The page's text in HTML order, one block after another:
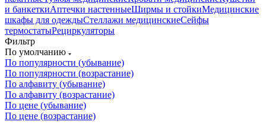
и банкеткиАптечки настенныеШирмы и стойкиМедицинские
шкафы для одеждыСтеллажи медицинскиеСейфы
термостатыРециркуляторы
Фильтр
По умолчанию
По популярности (убывание)
По популярности (возрастание)
По алфавиту (убывание)
По алфавиту (возрастание)
По цене (убывание)
По цене (возрастание)